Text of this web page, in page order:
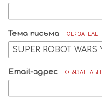
Тема письма
Email-адрес